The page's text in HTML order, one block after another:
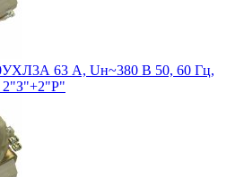
63 А, Uн~380 В 50, 60 Гц,
2"З"+2"Р"